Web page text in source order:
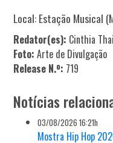
Local: Estação Musical
Redator(es): Cinthia
Foto:Arte de Divulgação
Release N.º: 719
Notícias
03/08/2026 16:21h
Mostra Hip Hop